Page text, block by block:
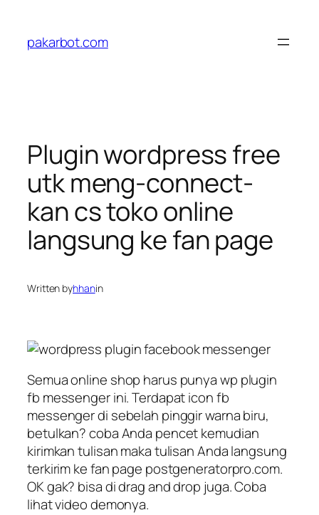
content
pakarbot.com
Plugin wordpress free
utk meng-connect-
kan cs toko online
langsung ke fan page
Written byhhanin
Semua online shop harus punya wp plugin
fb messenger ini. Terdapat icon fb
messenger di sebelah pinggir warna biru,
betulkan? coba Anda pencet kemudian
kirimkan tulisan maka tulisan Anda langsung
terkirim ke fan page postgeneratorpro.com.
OK gak? bisa di drag and drop juga. Coba
lihat video demonya.